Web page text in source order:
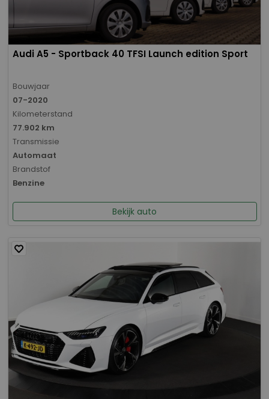
Audi A5 - Sportback 40 TFSI Launch edition Sport
Bouwjaar
07-2020
Kilometerstand
77.902 km
Transmissie
Automaat
Brandstof
Benzine
Bekijk auto